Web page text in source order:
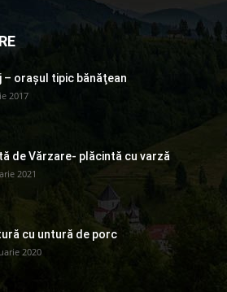
– orașul tipic bănăţean
2017
de Vărzare- plăcintă cu varză
2021
cu untură de porc
2020